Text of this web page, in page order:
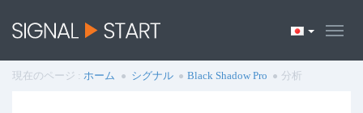
現在のページ : ホーム シグナル Black Shadow Pro 分析